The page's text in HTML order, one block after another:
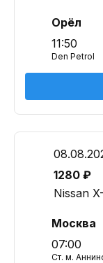
Орёл
11:50
Den Petrol
1280 ₽
Nissan
Москва
07:00
Ст. м.